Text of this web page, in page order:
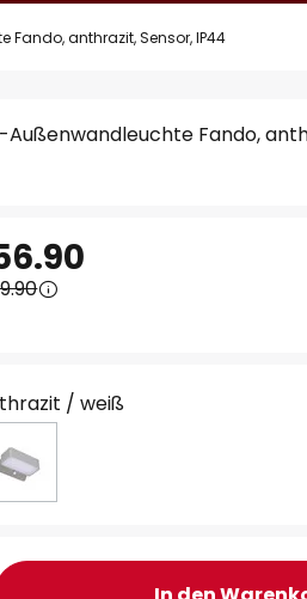
Fando, anthrazit, Sensor, IP44
Außenwandleuchte Fando,
/ weiß